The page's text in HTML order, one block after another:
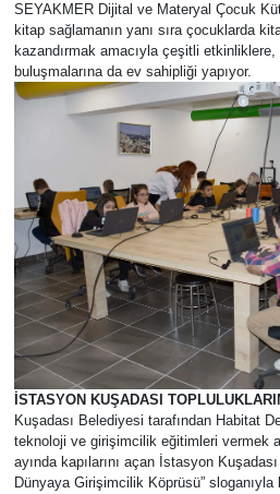
SEYAKMER Dijital ve Materyal Çocuk
kitap sağlamanın yanı sıra çocuklarda
kazandırmak amacıyla çeşitli
buluşmalarına da ev sahipliği yapıyor.
İSTASYON KUŞADASI
Kuşadası Belediyesi tarafından Habitat
teknoloji ve girişimcilik eğitimleri vermek
ayında kapılarını açan İstasyon
Dünyaya Girişimcilik Köprüsü”